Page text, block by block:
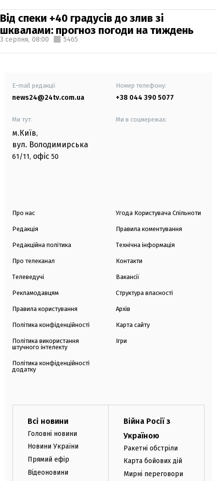
Від спеки +40 градусів до злив зі
шквалами: прогноз погоди на тиждень
3 серпня, 08:00 5465
E-mail редакції
news24@24tv.com.ua
Номер телефону:
+38 044 390 5077
Ми тут:
м.Київ,
вул. Володимирська
61/11, офіс 50
Ми в соцмережах:
Про нас
Редакція
Редакційна політика
Про телеканал
Телеведучі
Рекламодавцям
Правила користування
Політика конфіденційності
Політика використання
штучного інтелекту
Політика конфіденційності
додатку
Угода Користувача Спільноти
Правила коментування
Технічна інформація
Контакти
Вакансії
Структура власності
Архів
Карта сайту
Ігри
Всі новини
Головні новини
Новини України
Прямий ефір
Відеоновини
Війна Росії з
Україною
Ракетні обстріли
Карта бойових дій
Мирні переговори